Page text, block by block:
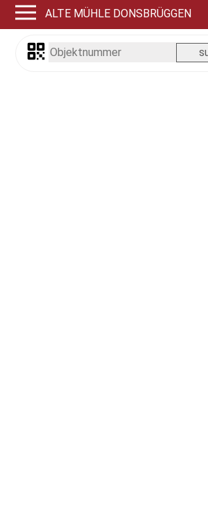
ALTE MÜHLE DONSBRÜGGEN